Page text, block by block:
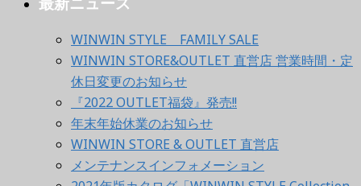
WINWIN STYLE FAMILY SALE
WINWIN STORE&OUTLET 直営店 営業時間・定
休日変更のお知らせ
『2022 OUTLET福袋』発売!!
年末年始休業のお知らせ
WINWIN STORE & OUTLET 直営店
メンテナンスインフォメーション